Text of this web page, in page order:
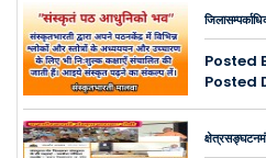
Posted
Posted